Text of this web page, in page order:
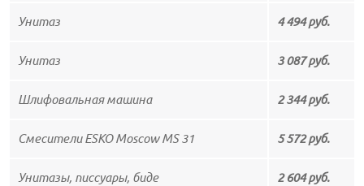
Унитаз 4 494 руб.
Унитаз 3 087 руб.
Шлифовальная машина 2 344 руб.
Смесители ESKO Moscow MS 31 5 572 руб.
Унитазы, писсуары, биде 2 604 руб.